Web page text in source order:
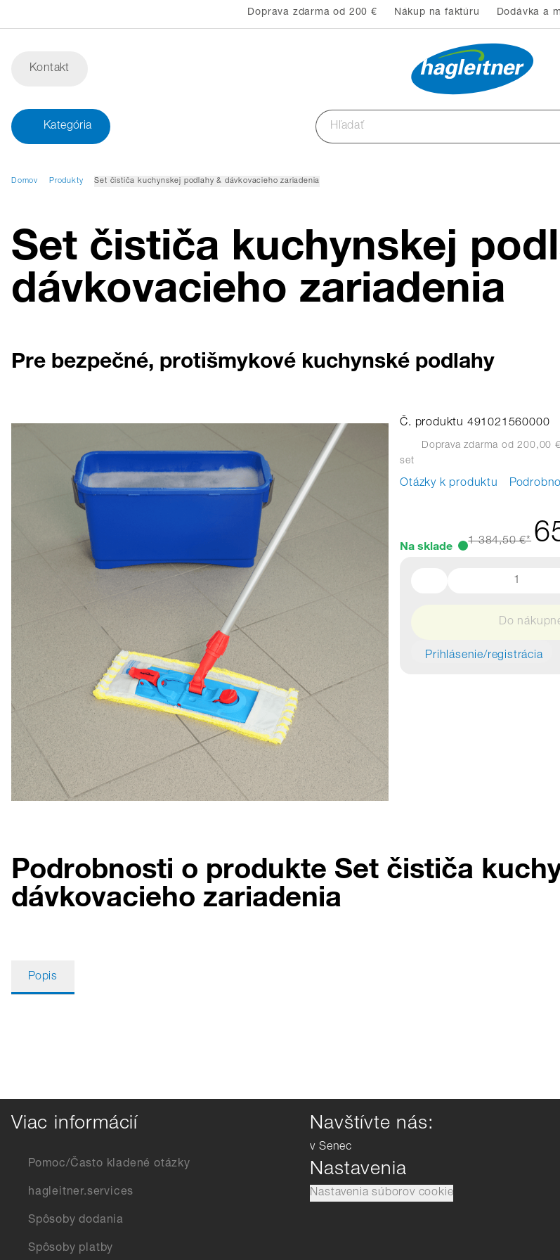
Doprava zdarma od 200 € Nákup na faktúru Dodávka a
Kontakt
Kategória
Domov Produkty Set čističa kuchynskej podlahy & dávkovacieho zariadenia
Set čističa kuchynskej
dávkovacieho zariadenia
Pre bezpečné, protišmykové kuchynské podlahy
Č. produktu 491021560000
Doprava zdarma od 200,00 €
set
Otázky k produktu
Na sklade 1 384,50 €*
Do
Prihlásenie/registrácia
Podrobnosti o produkte Set čističa
dávkovacieho zariadenia
Popis
Viac informácií
Pomoc/Často kladené otázky
hagleitner.services
Spôsoby dodania
Spôsoby platby
Navštívte nás:
v Senec
Nastavenia
Nastavenia súborov cookie